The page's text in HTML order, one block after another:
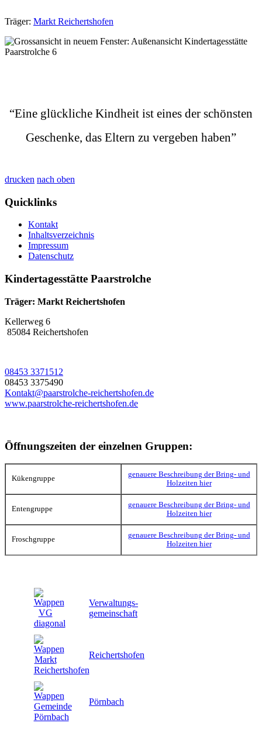
Träger: Markt Reichertshofen
“Eine glückliche Kindheit ist eines der schönsten
Geschenke, das Eltern zu vergeben haben”
drucken nach oben
Quicklinks
Kontakt
Inhaltsverzeichnis
Impressum
Datenschutz
Kindertagesstätte Paarstrolche
Träger: Markt Reichertshofen
Kellerweg 6
85084 Reichertshofen
08453 3371512
08453 3375490
Kontakt@paarstrolche-reichertshofen.de
www.paarstrolche-reichertshofen.de
Öffnungszeiten der einzelnen Gruppen:
Kükengruppe
genauere Beschreibung der Bring- und
Holzeiten hier
Entengruppe
genauere Beschreibung der Bring- und
Holzeiten hier
Froschgruppe
genauere Beschreibung der Bring- und
Holzeiten hier
Verwaltungs-
gemeinschaft
Reichertshofen
Pörnbach